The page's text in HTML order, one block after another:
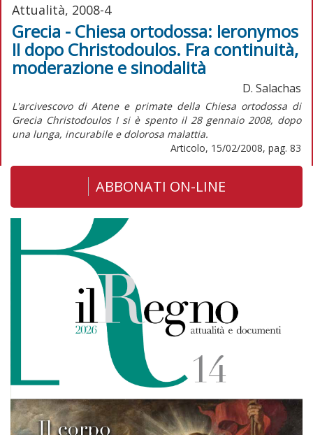
Attualità, 2008-4
Grecia - Chiesa ortodossa: Ieronymos
II dopo Christodoulos. Fra continuità,
moderazione e sinodalità
D. Salachas
L'arcivescovo di Atene e primate della Chiesa ortodossa di
Grecia Christodoulos I si è spento il 28 gennaio 2008, dopo
una lunga, incurabile e dolorosa malattia.
Articolo, 15/02/2008, pag. 83
ABBONATI ON-LINE